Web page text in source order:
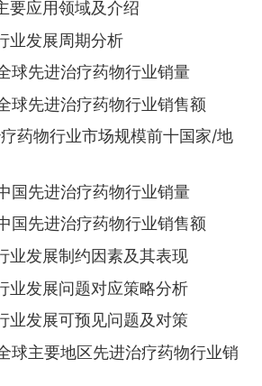
要应用领域及介绍
业发展周期分析
球先进治疗药物行业销量
球先进治疗药物行业销售额
药物行业市场规模前十国家/地
国先进治疗药物行业销量
国先进治疗药物行业销售额
业发展制约因素及其表现
业发展问题对应策略分析
业发展可预见问题及对策
球主要地区先进治疗药物行业销